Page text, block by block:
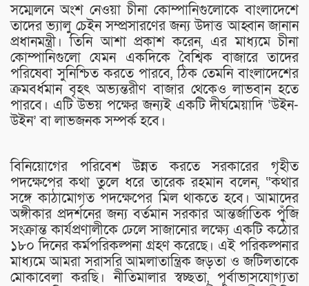
সম্মেলনে অংশ নেওয়া চীনা কোম্পানিগুলোকে বাংলাদেশে
তাদের ভ্যালু চেইন সম্প্রসারণের জন্য উদাত্ত আহ্বান জানান
প্রধানমন্ত্রী। তিনি আশা প্রকাশ করেন, এর মাধ্যমে চীনা
কোম্পানিগুলো যেমন একদিকে বৈশ্বিক বাজারে তাদের
পরিষেবা সুনিশ্চিত করতে পারবে, ঠিক তেমনি বাংলাদেশের
ক্রমবর্ধমান বৃহৎ অভ্যন্তরীণ বাজার থেকেও লাভবান হতে
পারবে। এটি উভয় পক্ষের জন্যই একটি দীর্ঘমেয়াদি ‘উইন-
উইন’ বা লাভজনক সম্পর্ক হবে।
বিনিয়োগের পরিবেশ উন্নত করতে সরকারের গৃহীত
পদক্ষেপের কথা তুলে ধরে তারেক রহমান বলেন, “কথার
সঙ্গে কাঠামোগত পদক্ষেপের মিল থাকতে হবে। আমাদের
অঙ্গীকার প্রদর্শনের জন্য বর্তমান সরকার আন্তর্জাতিক পুঁজি
সংক্রান্ত কার্যপ্রণালীকে ঢেলে সাজানোর লক্ষ্যে একটি কঠোর
১৮০ দিনের কর্মপরিকল্পনা গ্রহণ করেছে। এই পরিকল্পনার
মাধ্যমে আমরা সরাসরি আমলাতান্ত্রিক জড়তা ও জটিলতাকে
মোকাবেলা করছি। নীতিমালার স্বচ্ছতা, পূর্বাভাসযোগ্যতা